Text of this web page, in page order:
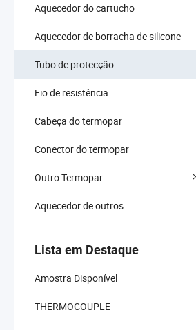
Aquecedor do cartucho
Aquecedor de borracha de silicone
Tubo de protecção
Fio de resistência
Cabeça do termopar
Conector do termopar
Outro Termopar
Aquecedor de outros
Lista em Destaque
Amostra Disponível
THERMOCOUPLE